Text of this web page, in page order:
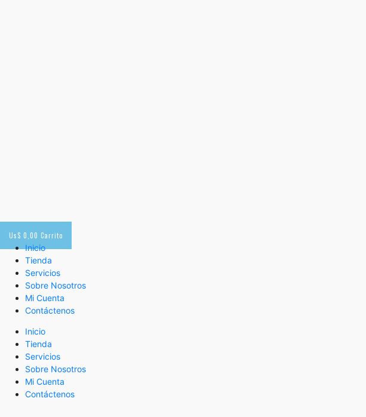
Us$ 0,00 Carrito
Inicio
Tienda
Servicios
Sobre Nosotros
Mi Cuenta
Contáctenos
Inicio
Tienda
Servicios
Sobre Nosotros
Mi Cuenta
Contáctenos